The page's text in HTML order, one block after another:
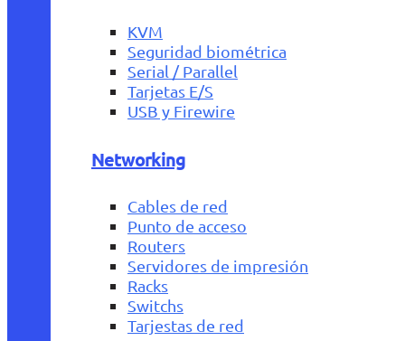
KVM
Seguridad biométrica
Serial / Parallel
Tarjetas E/S
USB y Firewire
Networking
Cables de red
Punto de acceso
Routers
Servidores de impresión
Racks
Switchs
Tarjestas de red